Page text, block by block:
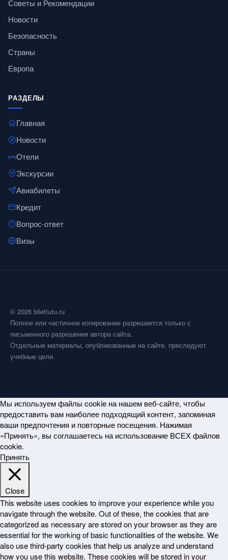
Советы и Рекомендации
Новости
Безопасность
Страны
Европа
РАЗДЕЛЫ
Главная
Новости
Отели
Экскурсии
Авиабилеты
Кредит
Вопрос-ответ
Визы
© 2026 bilettutu.ru
Полное или частичное копирование разрешается только с
письменного разрешения автора сайта.
Отдельные материалы, опубликованные на сайте, преследуют
учебные цели.
Мы используем файлы cookie на нашем веб-сайте, чтобы
предоставить вам наиболее подходящий контент, запоминая
ваши предпочтения и повторные посещения. Нажимая
«Принять», вы соглашаетесь на использование ВСЕХ файлов
cookie.
Принять
Close
This website uses cookies to improve your experience while you
navigate through the website. Out of these, the cookies that are
categorized as necessary are stored on your browser as they are
essential for the working of basic functionalities of the website. We
also use third-party cookies that help us analyze and understand
how you use this website. These cookies will be stored in your